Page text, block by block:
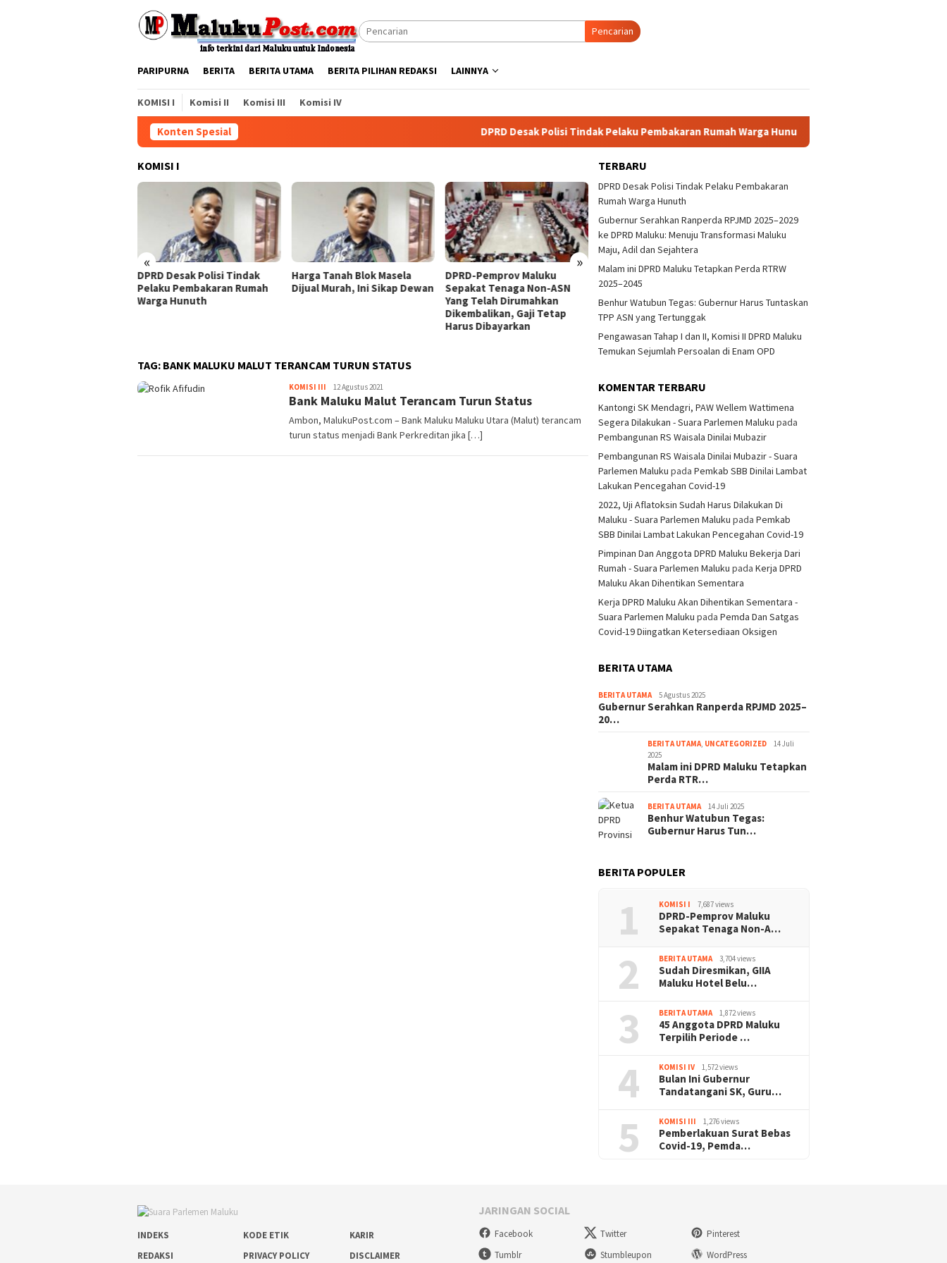
Pencarian
PARIPURNA BERITA BERITA UTAMA BERITA PILIHAN REDAKSI LAINNYA
KOMISI I Komisi II Komisi III Komisi IV
Konten Spesial DPRD Desak Polisi Tindak Pelaku Pembakaran Rumah Warga Hunuth
KOMISI I
« »
DPRD Desak Polisi Tindak
Pelaku Pembakaran Rumah
Warga Hunuth
Harga Tanah Blok Masela
Dijual Murah, Ini Sikap Dewan
DPRD-Pemprov Maluku
Sepakat Tenaga Non-ASN
Yang Telah Dirumahkan
Dikembalikan, Gaji Tetap
Harus Dibayarkan
DPRD Maluku Desak Polisi
Tangkap Pelaku Bentrokan
Di Trikora
Deklarasi Antikorupsi Jangan
Hanya Sebatas Wacana
TAG: BANK MALUKU MALUT TERANCAM TURUN STATUS
KOMISI III Korlip
DPRD
12 Agustus 2021
Bank Maluku Malut Terancam Turun Status
Ambon, MalukuPost.com – Bank Maluku Maluku Utara (Malut) terancam
turun status menjadi Bank Perkreditan jika […]
TERBARU
DPRD Desak Polisi Tindak Pelaku Pembakaran
Rumah Warga Hunuth
Gubernur Serahkan Ranperda RPJMD 2025–2029
ke DPRD Maluku: Menuju Transformasi Maluku
Maju, Adil dan Sejahtera
Malam ini DPRD Maluku Tetapkan Perda RTRW
2025–2045
Benhur Watubun Tegas: Gubernur Harus Tuntaskan
TPP ASN yang Tertunggak
Pengawasan Tahap I dan II, Komisi II DPRD Maluku
Temukan Sejumlah Persoalan di Enam OPD
KOMENTAR TERBARU
Kantongi SK Mendagri, PAW Wellem Wattimena
Segera Dilakukan - Suara Parlemen Maluku pada
Pembangunan RS Waisala Dinilai Mubazir
Pembangunan RS Waisala Dinilai Mubazir - Suara
Parlemen Maluku padaPemkab SBB Dinilai Lambat
Lakukan Pencegahan Covid-19
2022, Uji Aflatoksin Sudah Harus Dilakukan Di
Maluku - Suara Parlemen Maluku padaPemkab
SBB Dinilai Lambat Lakukan Pencegahan Covid-19
Pimpinan Dan Anggota DPRD Maluku Bekerja Dari
Rumah - Suara Parlemen Maluku padaKerja DPRD
Maluku Akan Dihentikan Sementara
Kerja DPRD Maluku Akan Dihentikan Sementara -
Suara Parlemen Maluku padaPemda Dan Satgas
Covid-19 Diingatkan Ketersediaan Oksigen
BERITA UTAMA
BERITA UTAMA 5 Agustus 2025
Gubernur Serahkan Ranperda RPJMD 2025–
20…
BERITA UTAMA, UNCATEGORIZED
14 Juli
2025
Malam ini DPRD Maluku Tetapkan
Perda RTR…
BERITA UTAMA 14 Juli 2025
Benhur Watubun Tegas:
Gubernur Harus Tun…
BERITA POPULER
1 KOMISI I 7,687 views
DPRD-Pemprov Maluku
Sepakat Tenaga Non-A…
2 BERITA UTAMA 3,704 views
Sudah Diresmikan, GIIA
Maluku Hotel Belu…
3 BERITA UTAMA 1,872 views
45 Anggota DPRD Maluku
Terpilih Periode …
4 KOMISI IV 1,572 views
Bulan Ini Gubernur
Tandatangani SK, Guru…
5 KOMISI III 1,276 views
Pemberlakuan Surat Bebas
Covid-19, Pemda…
INDEKS KODE ETIK
KARIR
REDAKSI
PRIVACY POLICY DISCLAIMER
JARINGAN SOCIAL
Facebook Twitter
Pinterest
Tumblr
Stumbleupon WordPress